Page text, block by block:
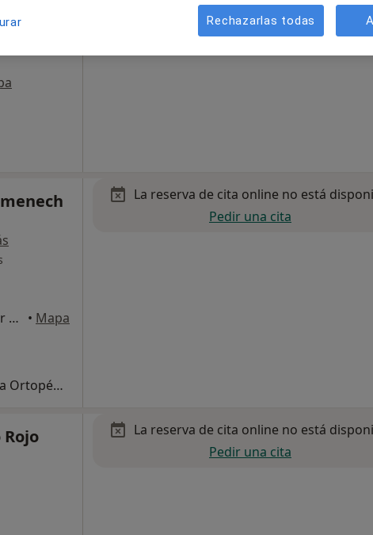
C/ MOLINO DEL VIENTO, 14, Colmenar Viejo • Mapa
Primera visita Traumatología y Cirugía Ortopédica
La reserva de cita online no está
Pedir una cita
Rojo
La reserva de cita online no está
Pedir una cita
Rechazarlas todas